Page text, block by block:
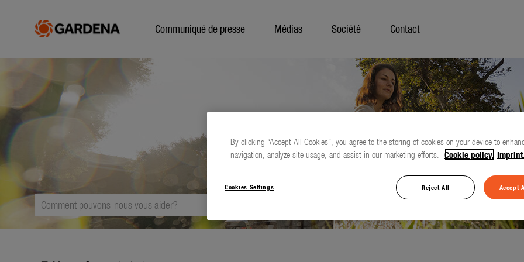
Communiqué de presse Médias Société Contact
By clicking “Accept All Cookies”, you agree to the storing of cookies on your device to
navigation, analyze site usage, and assist in our marketing efforts. Cookie policy. Imprint.
Cookies Settings Reject All Accept